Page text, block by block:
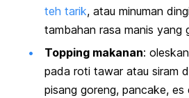
teh tarik, atau minuman
tambahan rasa manis yang
Topping makanan:
pada roti tawar atau siram
pisang goreng, pancake, es